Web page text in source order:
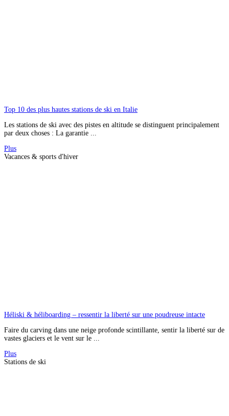
Top 10 des plus hautes stations de ski en Italie
Les stations de ski avec des pistes en altitude se distinguent principalement
par deux choses : La garantie ...
Plus
Vacances & sports d'hiver
Héliski & héliboarding – ressentir la liberté sur une poudreuse intacte
Faire du carving dans une neige profonde scintillante, sentir la liberté sur de
vastes glaciers et le vent sur le ...
Plus
Stations de ski